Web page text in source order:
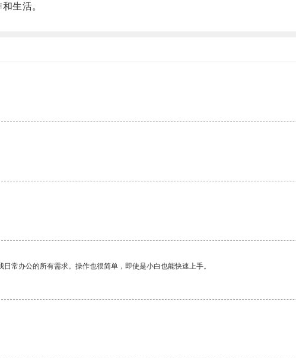
生活。
常办公的所有需求。操作也很简单，即使是小白也能快速上手。